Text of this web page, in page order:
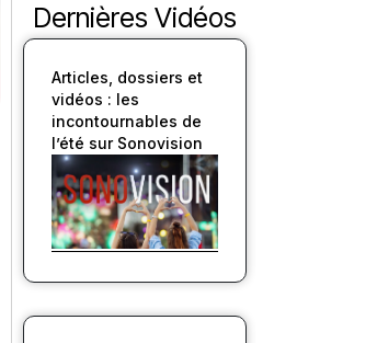
Dernières Vidéos
Articles, dossiers et
vidéos : les
incontournables de
l’été sur Sonovision